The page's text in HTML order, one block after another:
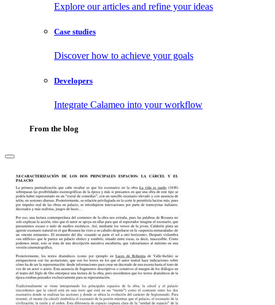
Explore our articles and refine your ideas
Case studies
Discover how to achieve your goals
Developers
Integrate Calameo into your workflow
From the blog